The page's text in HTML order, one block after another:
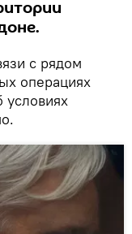
с рядом
операциях